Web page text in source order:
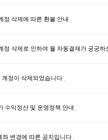
정 삭제에 따른 환불 안내
정 삭제로 인하여 월 자동결재가 궁궁하
계정이 삭제되었습니다
수익정산 및 운영정책 안내
좌 변경에 따른 공지입니다